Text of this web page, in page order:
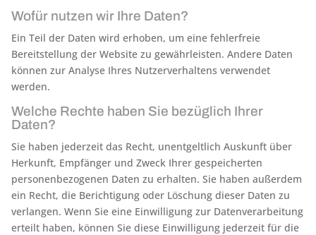
Wofür nutzen wir Ihre Daten?
Ein Teil der Daten wird erhoben, um eine fehlerfreie
Bereitstellung der Website zu gewährleisten. Andere Daten
können zur Analyse Ihres Nutzerverhaltens verwendet
werden.
Welche Rechte haben Sie bezüglich Ihrer
Daten?
Sie haben jederzeit das Recht, unentgeltlich Auskunft über
Herkunft, Empfänger und Zweck Ihrer gespeicherten
personenbezogenen Daten zu erhalten. Sie haben außerdem
ein Recht, die Berichtigung oder Löschung dieser Daten zu
verlangen. Wenn Sie eine Einwilligung zur Datenverarbeitung
erteilt haben, können Sie diese Einwilligung jederzeit für die